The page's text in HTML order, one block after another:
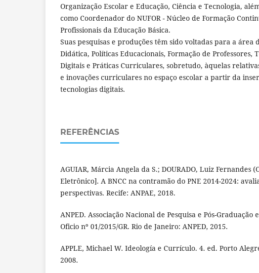
Organização Escolar e Educação, Ciência e Tecnologia,
como Coordenador do NUFOR - Núcleo de Formação
Profissionais da Educação Básica.
Suas pesquisas e produções têm sido voltadas para a área
Didática, Políticas Educacionais, Formação de Professores,
Digitais e Práticas Curriculares, sobretudo, àquelas
e inovações curriculares no espaço escolar a partir da
tecnologias digitais.
REFERÊNCIAS
AGUIAR, Márcia Angela da S.; DOURADO, Luiz Fernandes
Eletrônico]. A BNCC na contramão do PNE 2014-2024:
perspectivas. Recife: ANPAE, 2018.
ANPED. Associação Nacional de Pesquisa e Pós-Graduação
Oficio nº 01/2015/GR. Rio de Janeiro: ANPED, 2015.
APPLE, Michael W. Ideología e Currículo. 4. ed. Porto
2008.